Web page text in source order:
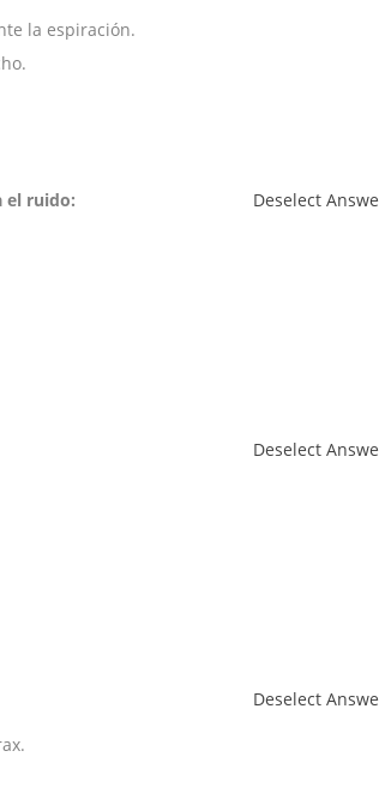
la espiración.
el ruido:
Deselect
Deselect
Deselect